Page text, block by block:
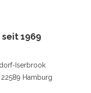
seit 1969
Iserbrook
Hamburg